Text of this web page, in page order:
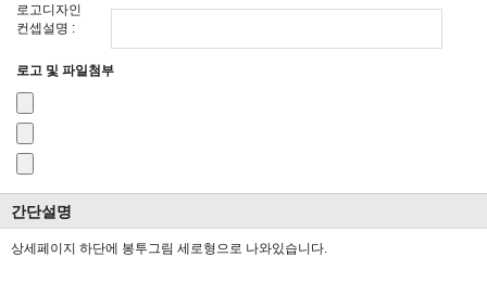
로고디자인
컨셉설명 :
로고 및 파일첨부
간단설명
상세페이지 하단에 봉투그림 세로형으로 나와있습니다.